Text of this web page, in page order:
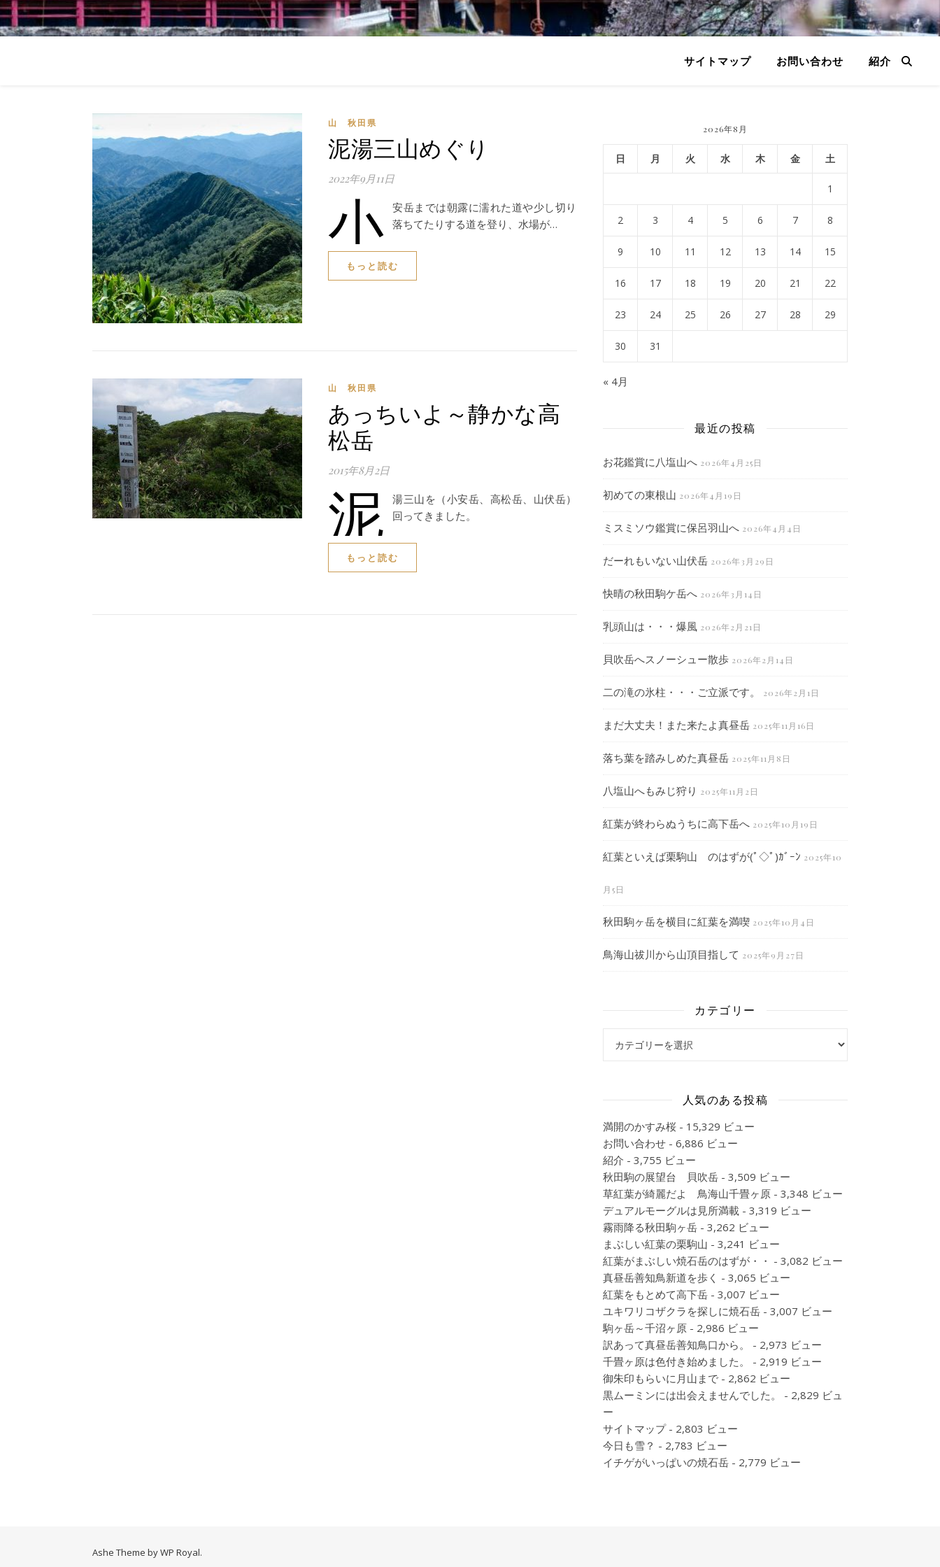
サイトマップ お問い合わせ 紹介
山 秋田県
泥湯三山めぐり
2022年9月11日
小 安岳までは朝露に濡れた道や少し切り
落ちてたりする道を登り、水場が…
もっと読む
山 秋田県
あっちいよ～静かな高
松岳
2015年8月2日
泥
湯三山を（小安岳、高松岳、山伏岳）
回ってきました。
もっと読む
2026年8月
日 月 火 水 木 金 土
1
2 3 4 5 6 7 8
9 10 11 12 13 14 15
16 17 18 19 20 21 22
23 24 25 26 27 28 29
30 31
« 4月
最近の投稿
お花鑑賞に八塩山へ 2026年4月25日
初めての東根山 2026年4月19日
ミスミソウ鑑賞に保呂羽山へ 2026年4月4日
だーれもいない山伏岳 2026年3月29日
快晴の秋田駒ケ岳へ 2026年3月14日
乳頭山は・・・爆風 2026年2月21日
貝吹岳へスノーシュー散歩 2026年2月14日
二の滝の氷柱・・・ご立派です。 2026年2月1日
まだ大丈夫！また来たよ真昼岳 2025年11月16日
落ち葉を踏みしめた真昼岳 2025年11月8日
八塩山へもみじ狩り 2025年11月2日
紅葉が終わらぬうちに高下岳へ 2025年10月19日
紅葉といえば栗駒山 のはずが(ﾟ◇ﾟ)ｶﾞｰﾝ 2025年10
月5日
秋田駒ヶ岳を横目に紅葉を満喫 2025年10月4日
鳥海山祓川から山頂目指して 2025年9月27日
カテゴリー
人気のある投稿
満開のかすみ桜 - 15,329 ビュー
お問い合わせ - 6,886 ビュー
紹介 - 3,755 ビュー
秋田駒の展望台 貝吹岳 - 3,509 ビュー
草紅葉が綺麗だよ 鳥海山千畳ヶ原 - 3,348 ビュー
デュアルモーグルは見所満載 - 3,319 ビュー
霧雨降る秋田駒ヶ岳 - 3,262 ビュー
まぶしい紅葉の栗駒山 - 3,241 ビュー
紅葉がまぶしい焼石岳のはずが・・ - 3,082 ビュー
真昼岳善知鳥新道を歩く - 3,065 ビュー
紅葉をもとめて高下岳 - 3,007 ビュー
ユキワリコザクラを探しに焼石岳 - 3,007 ビュー
駒ヶ岳～千沼ヶ原 - 2,986 ビュー
訳あって真昼岳善知鳥口から。
- 2,973 ビュー
千畳ヶ原は色付き始めました。
- 2,919 ビュー
御朱印もらいに月山まで - 2,862 ビュー
黒ムーミンには出会えませんでした。
- 2,829 ビュ
ー
サイトマップ- 2,803 ビュー
今日も雪？ - 2,783 ビュー
イチゲがいっぱいの焼石岳 - 2,779 ビュー
Ashe Theme byWP Royal.